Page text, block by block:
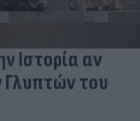
Ιστορία αν
του